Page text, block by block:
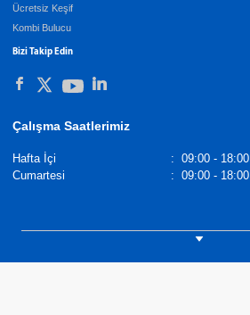
Ücretsiz Keşif
Kombi Bulucu
Bizi Takip Edin
Çalışma Saatlerimiz
Hafta İçi : 09:00 - 18:00
Cumartesi
: 09:00 - 18:00